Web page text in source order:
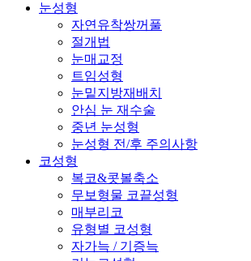
눈성형
자연유착쌍꺼풀
절개법
눈매교정
트임성형
눈밑지방재배치
안심 눈 재수술
중년 눈성형
눈성형 전/후 주의사항
코성형
복코&콧볼축소
무보형물 코끝성형
매부리코
유형별 코성형
자가늑 / 기증늑